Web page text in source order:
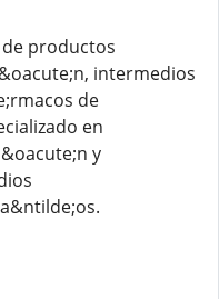
productos
intermedios
de
en
y